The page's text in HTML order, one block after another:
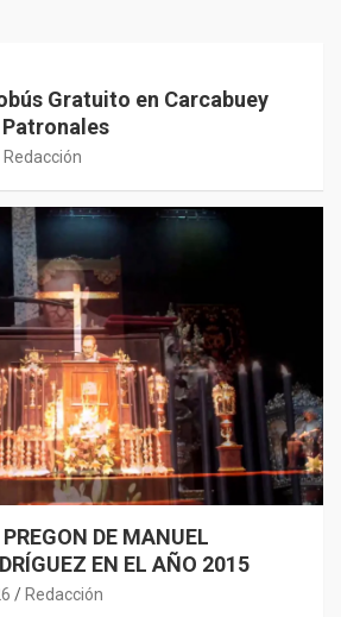
Gratuito en Carcabuey
Redacción
DE MANUEL
EN EL AÑO 2015
Redacción